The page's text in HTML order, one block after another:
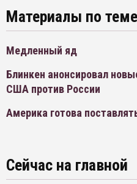
Материалы по теме
Медленный яд
Блинкен анонсировал
США против России
Америка готова
Сейчас на главной